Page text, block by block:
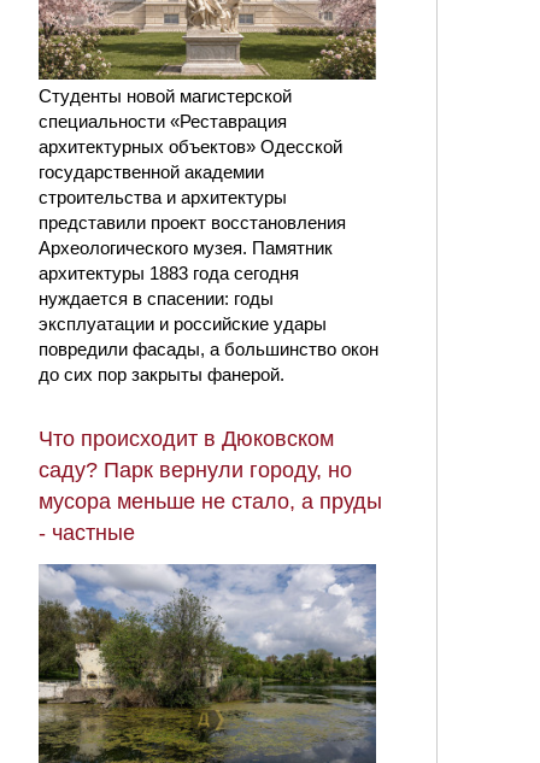
Студенты новой магистерской
специальности «Реставрация
архитектурных объектов» Одесской
государственной академии
строительства и архитектуры
представили проект восстановления
Археологического музея. Памятник
архитектуры 1883 года сегодня
нуждается в спасении: годы
эксплуатации и российские удары
повредили фасады, а большинство окон
до сих пор закрыты фанерой.
Что происходит в Дюковском
саду? Парк вернули городу, но
мусора меньше не стало, а пруды
- частные